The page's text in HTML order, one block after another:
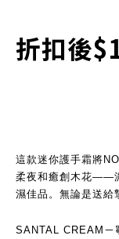
折扣後
這款迷你護手霜將
柔夜和癒創木花——
濕佳品。無論是送給
SANTAL CREAM －